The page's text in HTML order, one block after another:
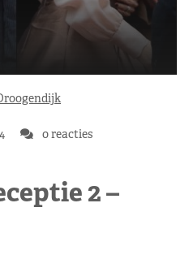
0 reacties
2 –